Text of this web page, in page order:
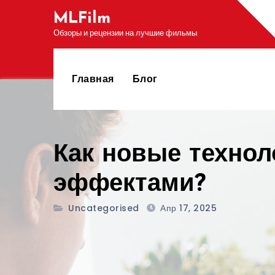
MLFilm
Обзоры и рецензии на лучшие фильмы
Главная Блог
Как новые
эффектами?
Uncategorised Апр 17, 2025